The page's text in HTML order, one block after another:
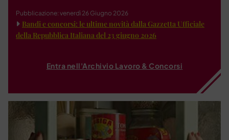
Pubblicazione: venerdì 26 Giugno 2026
Bandi e concorsi: le ultime novità dalla Gazzetta Ufficiale
della Repubblica Italiana del 23 giugno 2026
Entra nell'Archivio Lavoro & Concorsi